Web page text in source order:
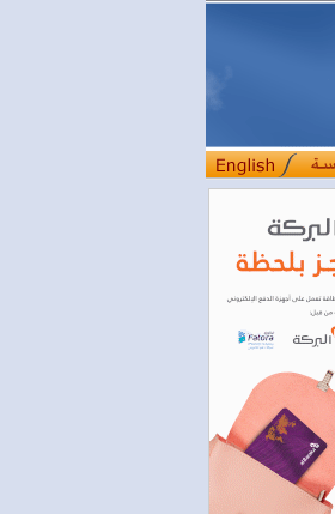
أساسية نحو بناء قطاع مالي حديث